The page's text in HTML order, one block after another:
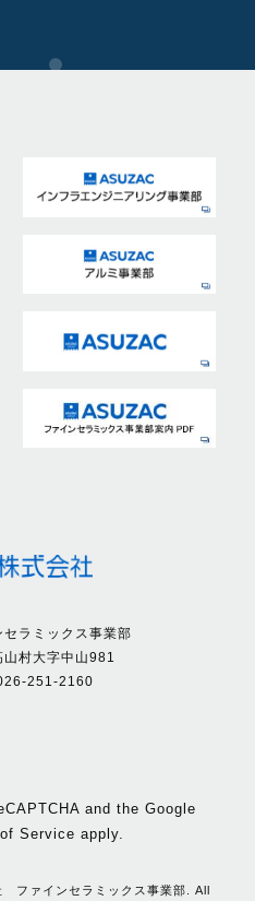
ラミックス事業部
村大字中山981
251-2160
and the Google
Service apply.
ファインセラミックス事業部. All